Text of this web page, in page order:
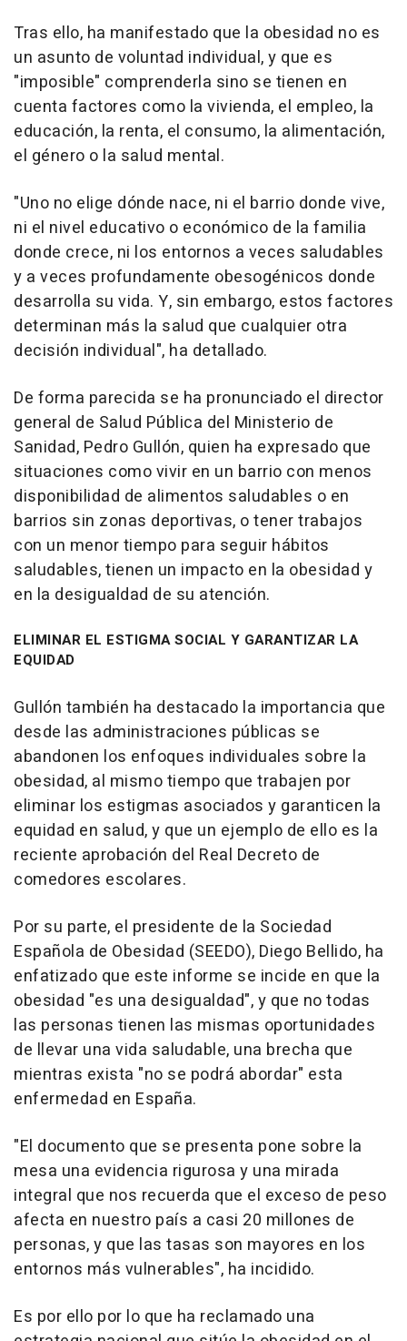
Tras ello, ha manifestado que la obesidad no es
un asunto de voluntad individual, y que es
"imposible" comprenderla sino se tienen en
cuenta factores como la vivienda, el empleo, la
educación, la renta, el consumo, la alimentación,
el género o la salud mental.
"Uno no elige dónde nace, ni el barrio donde vive,
ni el nivel educativo o económico de la familia
donde crece, ni los entornos a veces saludables
y a veces profundamente obesogénicos donde
desarrolla su vida. Y, sin embargo, estos factores
determinan más la salud que cualquier otra
decisión individual", ha detallado.
De forma parecida se ha pronunciado el director
general de Salud Pública del Ministerio de
Sanidad, Pedro Gullón, quien ha expresado que
situaciones como vivir en un barrio con menos
disponibilidad de alimentos saludables o en
barrios sin zonas deportivas, o tener trabajos
con un menor tiempo para seguir hábitos
saludables, tienen un impacto en la obesidad y
en la desigualdad de su atención.
ELIMINAR EL ESTIGMA SOCIAL Y GARANTIZAR LA
EQUIDAD
Gullón también ha destacado la importancia que
desde las administraciones públicas se
abandonen los enfoques individuales sobre la
obesidad, al mismo tiempo que trabajen por
eliminar los estigmas asociados y garanticen la
equidad en salud, y que un ejemplo de ello es la
reciente aprobación del Real Decreto de
comedores escolares.
Por su parte, el presidente de la Sociedad
Española de Obesidad (SEEDO), Diego Bellido, ha
enfatizado que este informe se incide en que la
obesidad "es una desigualdad", y que no todas
las personas tienen las mismas oportunidades
de llevar una vida saludable, una brecha que
mientras exista "no se podrá abordar" esta
enfermedad en España.
"El documento que se presenta pone sobre la
mesa una evidencia rigurosa y una mirada
integral que nos recuerda que el exceso de peso
afecta en nuestro país a casi 20 millones de
personas, y que las tasas son mayores en los
entornos más vulnerables", ha incidido.
Es por ello por lo que ha reclamado una